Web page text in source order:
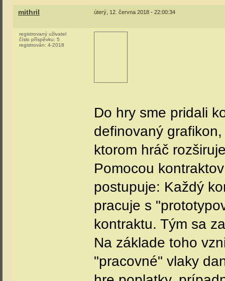
mithril úterý, 12. června 2018 - 22:00:34
registrovaný uživatel
číslo příspěvku: 5
registrován: 4-2018
Do hry sme pridali
definovaný
ktorom hráč
Pomocou
postupuje: Každý
pracuje s
kontraktu. Tým sa
Na základe toho
"pracovné" vlaky